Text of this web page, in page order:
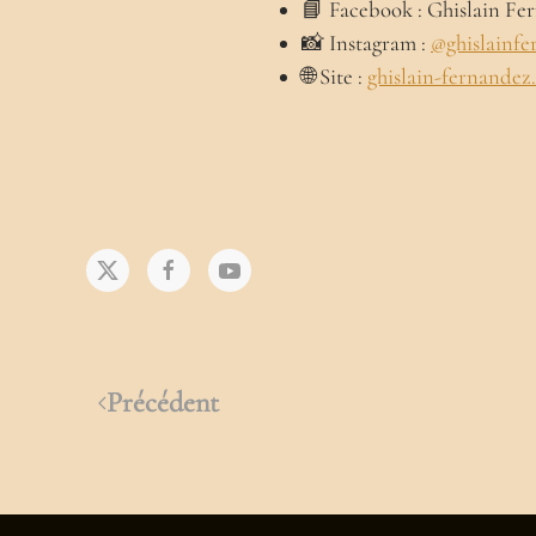
📘 Facebook : Ghislain
📸 Instagram :
🌐 Site : ghislain-
Précédent